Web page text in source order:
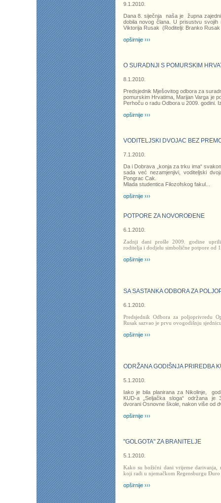
9.1.2010.
Dana 8. siječnja naša je župna
dobila novog člana. U prisustvu
Viktorija Rusak (Roditelji: Branko Rusak
opširnije ›››
O SURADNJI S POMURSKIM
8.1.2010.
Predsjednik Mješovitog odbora za
pomurskim Hrvatima, Marijan Varga je
Perhoču o radu Odbora u 2009. godini.
opširnije ›››
VODITELJSKI DVOJAC BEZ
7.1.2010.
Da i Dobrava „konja za trku ima“
sada već nezamjenjivi, voditeljski
Pongrac Cak.
Mlada studentica Filozofskog fakul
opširnije ›››
POTPORE ZA NOVOROĐENE
6.1.2010.
Zadnji dani prošle 2009. godine
roditelja i dodjelu simbolične potpore od
opširnije ›››
SA SASTANKA ODBORA ZA
6.1.2010.
Predsjednik Odbora za poljoprivredu
Rusak sazvao je prvu ovogodišnju
opširnije ›››
ODRŽANA GODIŠNJA PRIREDBA
5.1.2010.
Iako je bila planirana za Nikolinje,
KUD-a „Seljačka sloga“ održana je
dvorani Osnovne škole, nakon više od
opširnije ›››
"GOLGOTA" ZA BRANITELJE
5.1.2010.
Kako su božićni dani vrijeme darivanja,
koji radi u njemačkom Regensburgu
opširnije ›››